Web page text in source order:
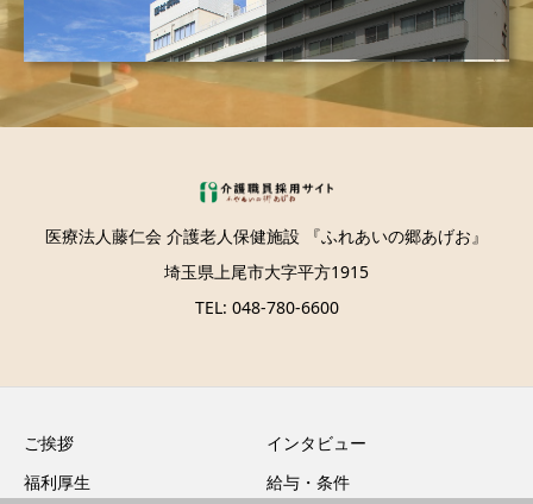
医療法人藤仁会 介護老人保健施設 『ふれあいの郷あげお』
埼玉県上尾市大字平方1915
TEL: 048-780-6600
ご挨拶
インタビュー
福利厚生
給与・条件